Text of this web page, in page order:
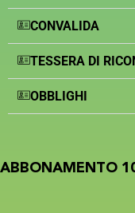
CONVALIDA
TESSERA DI
OBBLIGHI
ABBONAMENTO